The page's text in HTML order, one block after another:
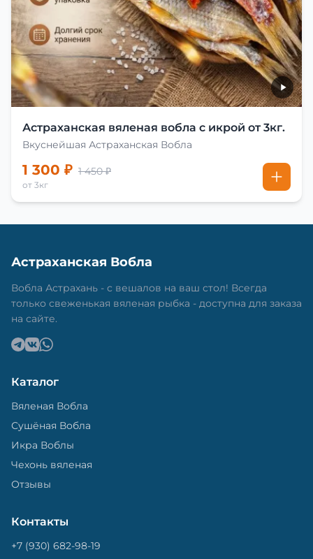
Астраханская вяленая вобла с икрой от 3кг.
Вкуснейшая Астраханская Вобла
1 300 ₽ 1 450 ₽
от 3кг
Астраханская Вобла
Вобла Астрахань - с вешалов на ваш стол! Всегда
только свеженькая вяленая рыбка - доступна для заказа
на сайте.
Каталог
Вяленая Вобла
Сушёная Вобла
Икра Воблы
Чехонь вяленая
Отзывы
Контакты
+7 (930) 682-98-19